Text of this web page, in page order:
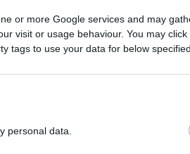
or more Google services and may
visit or usage behaviour. You may
tags to use your data for below
personal data.
17potranno subire